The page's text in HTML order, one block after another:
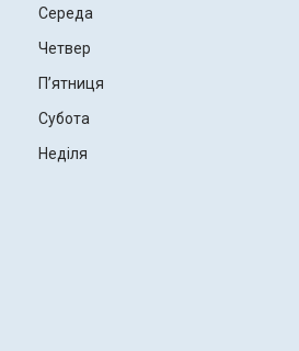
Середа
Четвер
Пʼятниця
Субота
Неділя